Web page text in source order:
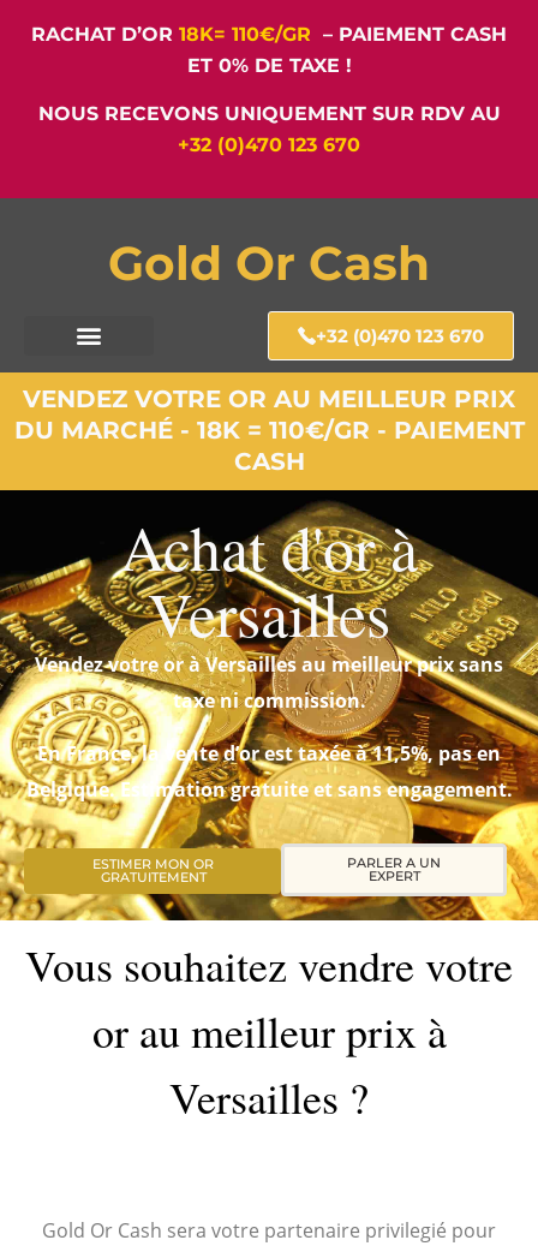
RACHAT D’OR 18K= 110€/GR – PAIEMENT CASH
ET 0% DE TAXE !
NOUS RECEVONS UNIQUEMENT SUR RDV AU
+32 (0)470 123 670
Gold Or Cash
+32 (0)470 123 670
VENDEZ VOTRE OR AU MEILLEUR PRIX
DU MARCHÉ - 18K = 110€/GR - PAIEMENT
CASH
Achat d'or à
Versailles
Vendez votre or à Versailles au meilleur prix sans
taxe ni commission.
En France, la vente d’or est taxée à 11,5%, pas en
Belgique. Estimation gratuite et sans engagement.
ESTIMER MON OR
GRATUITEMENT
PARLER A UN
EXPERT
Vous souhaitez vendre votre
or au meilleur prix à
Versailles ?
Gold Or Cash sera votre partenaire privilegié pour